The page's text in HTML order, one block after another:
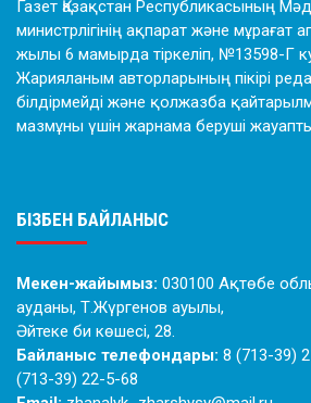
Газет Қазақстан Республикасының
министрлігінің ақпарат және мұрағат
жылы 6 мамырда тіркеліп, №13598-Г
Жарияланым авторларының пікірі
білдірмейді және қолжазба
мазмұны үшін жарнама беруші
БІЗБЕН БАЙЛАНЫС
Мекен-жайымыз: 030100 Ақтөбе
ауданы, Т.Жүргенов ауылы,
Әйтеке би көшесі, 28.
Байланыс телефондары: 8 (713-39)
(713-39) 22-5-68